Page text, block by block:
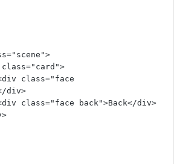
<div class="card">
div>
<div class="face back">Back</div>